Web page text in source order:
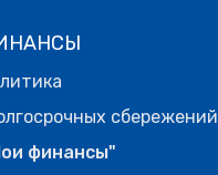
сбережений
финансы"